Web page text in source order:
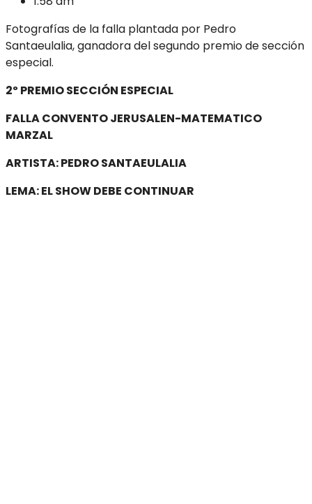
Fotografías de la falla plantada por Pedro
Santaeulalia, ganadora del segundo premio de sección
especial.
2º PREMIO SECCIÓN ESPECIAL
FALLA CONVENTO JERUSALEN-MATEMATICO
MARZAL
ARTISTA: PEDRO SANTAEULALIA
LEMA: EL SHOW DEBE CONTINUAR